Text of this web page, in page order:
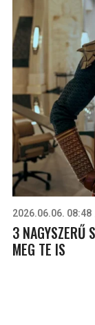
2026.06.06. 08:48
3 NAGYSZERŰ
MEG TE IS